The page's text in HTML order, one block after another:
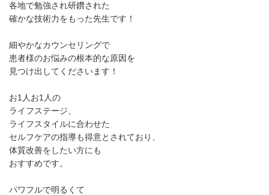
各地で勉強され研鑽された
確かな技術力をもった先生です！
細やかなカウンセリングで
患者様のお悩みの根本的な原因を
見つけ出してくださいます！
お1人お1人の
ライフステージ、
ライフスタイルに合わせた
セルフケアの指導も得意とされており、
体質改善をしたい方にも
おすすめです。
パワフルで明るくて